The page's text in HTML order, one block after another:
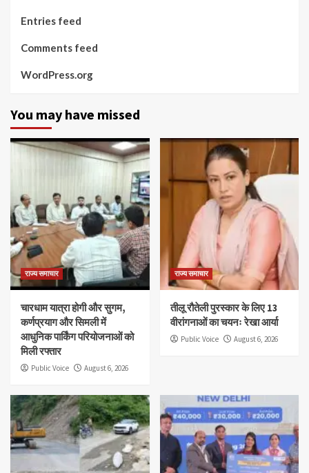
Entries feed
Comments feed
WordPress.org
You may have missed
राज्य समाचार
चारधाम यात्रा होगी और सुगम,
कर्णप्रयाग और सिमली में
आधुनिक पार्किंग परियोजनाओं को
मिली रफ्तार
Public Voice August 6, 2026
राज्य समाचार
तीलू रौतेली पुरस्कार के लिए 13
वीरांगनाओं का चयनः रेखा आर्या
Public Voice August 6, 2026